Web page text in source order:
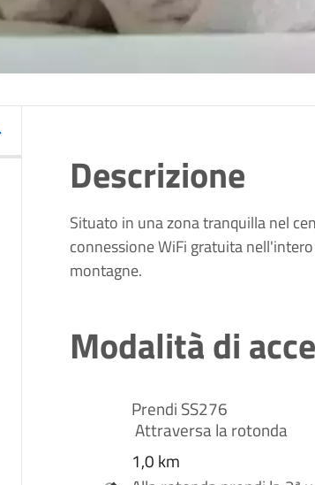
Descrizione
Situato in una zona tranquilla nel
connessione WiFi gratuita
montagne.
Modalità di
Prendi SS276
Attraversa la rotonda
1,0 km